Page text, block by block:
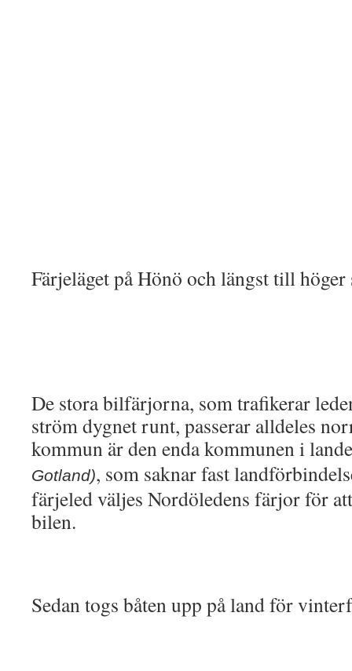
Färjeläget på Hönö och längst till
De stora bilfärjorna, som trafikerar
ström dygnet runt, passerar alldeles
kommun är den enda kommunen i
Gotland), som saknar fast
färjeled väljes Nordöledens färjor för
bilen.
Sedan togs båten upp på land för